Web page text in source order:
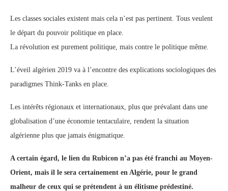
Les classes sociales existent mais cela n’est pas pertinent. Tous veulent
le départ du pouvoir politique en place.
La révolution est purement politique, mais contre le politique même.
L’éveil algérien 2019 va à l’encontre des explications sociologiques des
paradigmes Think-Tanks en place.
Les intérêts régionaux et internationaux, plus que prévalant dans une
globalisation d’une économie tentaculaire, rendent la situation
algérienne plus que jamais énigmatique.
A certain égard, le lien du Rubicon n’a pas été franchi au Moyen-
Orient, mais il le sera certainement en Algérie, pour le grand
malheur de ceux qui se prétendent à un élitisme prédestiné.